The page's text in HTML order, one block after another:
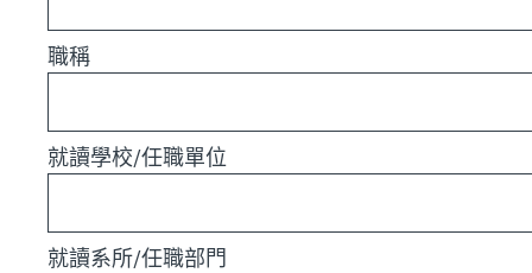
職稱
就讀學校/任職單位
就讀系所/任職部門